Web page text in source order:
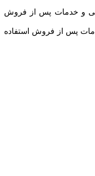
و خدمات پس از فروش
پس از فروش استفاده